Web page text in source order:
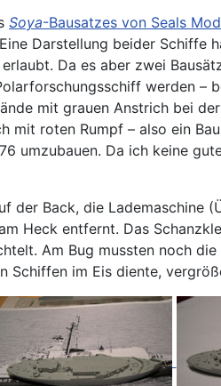
Soya-Bausatzes von Seals
Darstellung beider
Da es aber zwei
werden –
mit grauen Anstrich bei
roten Rumpf – also ein
umzubauen. Da ich keine
der Back, die
Heck entfernt. Das
Am Bug mussten noch
Schiffen im Eis diente,